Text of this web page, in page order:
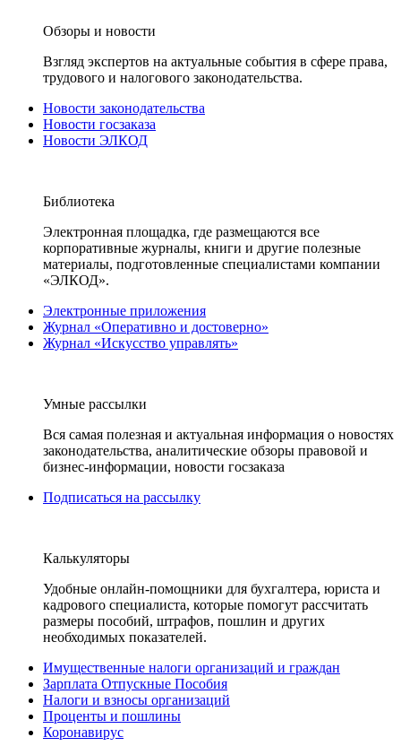
Обзоры и новости
Взгляд экспертов на актуальные события в сфере права,
трудового и налогового законодательства.
Новости законодательства
Новости госзаказа
Новости ЭЛКОД
Библиотека
Электронная площадка, где размещаются все
корпоративные журналы, книги и другие полезные
материалы, подготовленные специалистами компании
«ЭЛКОД».
Электронные приложения
Журнал «Оперативно и достоверно»
Журнал «Искусство управлять»
Умные рассылки
Вся самая полезная и актуальная информация о новостях
законодательства, аналитические обзоры правовой и
бизнес-информации, новости госзаказа
Подписаться на рассылку
Калькуляторы
Удобные онлайн-помощники для бухгалтера, юриста и
кадрового специалиста, которые помогут рассчитать
размеры пособий, штрафов, пошлин и других
необходимых показателей.
Имущественные налоги организаций и граждан
Зарплата Отпускные Пособия
Налоги и взносы организаций
Проценты и пошлины
Коронавирус